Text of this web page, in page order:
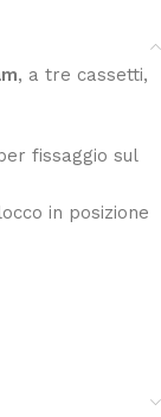
, a tre cassetti,
fissaggio sul
in posizione